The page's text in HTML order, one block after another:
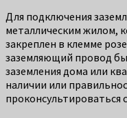
Для подключения
металлическим жилом,
закреплен в клемме
заземляющий провод
заземления дома или
наличии или
проконсультироваться